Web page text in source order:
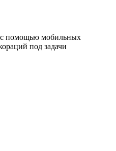
с помощью мобильных
под задачи